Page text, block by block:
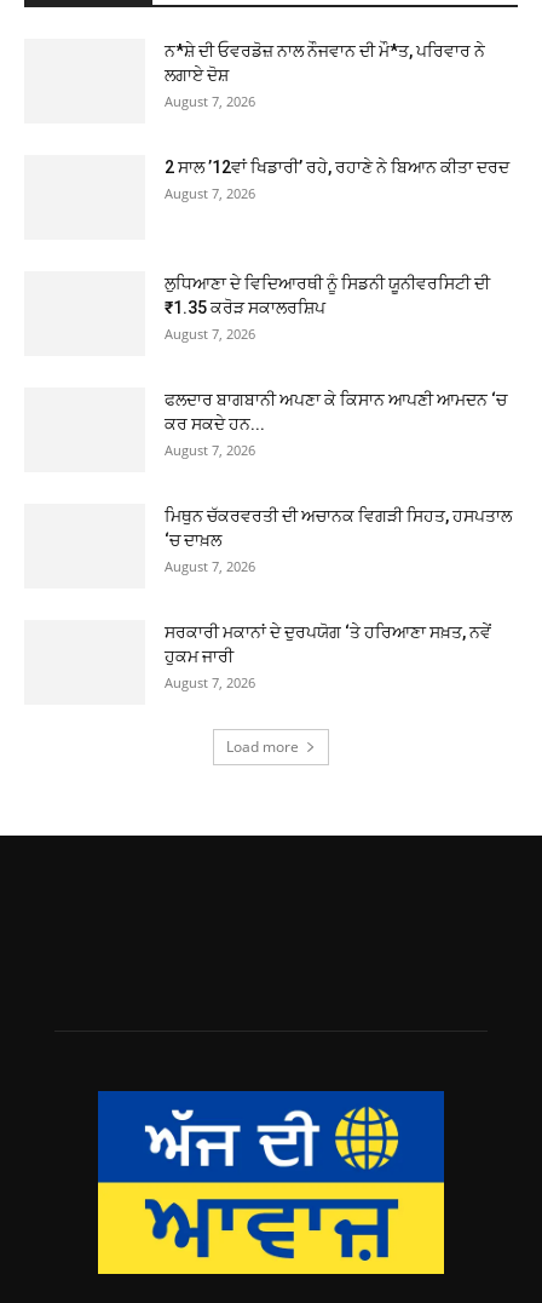
ਨ*ਸ਼ੇ ਦੀ ਓਵਰਡੋਜ਼ ਨਾਲ ਨੌਜਵਾਨ ਦੀ ਮੌ*ਤ, ਪਰਿਵਾਰ ਨੇ
ਲਗਾਏ ਦੋਸ਼
August 7, 2026
2 ਸਾਲ ’12ਵਾਂ ਖਿਡਾਰੀ’ ਰਹੇ, ਰਹਾਣੇ ਨੇ ਬਿਆਨ ਕੀਤਾ ਦਰਦ
August 7, 2026
ਲੁਧਿਆਣਾ ਦੇ ਵਿਦਿਆਰਥੀ ਨੂੰ ਸਿਡਨੀ ਯੂਨੀਵਰਸਿਟੀ ਦੀ
₹1.35 ਕਰੋੜ ਸਕਾਲਰਸ਼ਿਪ
August 7, 2026
ਫਲਦਾਰ ਬਾਗਬਾਨੀ ਅਪਣਾ ਕੇ ਕਿਸਾਨ ਆਪਣੀ ਆਮਦਨ ‘ਚ
ਕਰ ਸਕਦੇ ਹਨ...
August 7, 2026
ਮਿਥੁਨ ਚੱਕਰਵਰਤੀ ਦੀ ਅਚਾਨਕ ਵਿਗੜੀ ਸਿਹਤ, ਹਸਪਤਾਲ
‘ਚ ਦਾਖ਼ਲ
August 7, 2026
ਸਰਕਾਰੀ ਮਕਾਨਾਂ ਦੇ ਦੁਰਪਯੋਗ ‘ਤੇ ਹਰਿਆਣਾ ਸਖ਼ਤ, ਨਵੇਂ
ਹੁਕਮ ਜਾਰੀ
August 7, 2026
Load more